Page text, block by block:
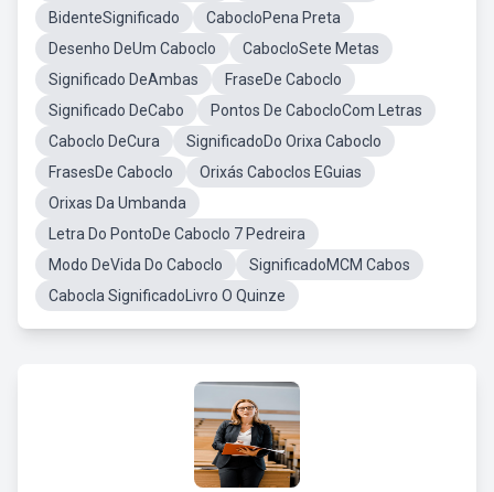
BidenteSignificado
CabocloPena Preta
Desenho DeUm Caboclo
CabocloSete Metas
Significado DeAmbas
FraseDe Caboclo
Significado DeCabo
Pontos De CabocloCom Letras
Caboclo DeCura
SignificadoDo Orixa Caboclo
FrasesDe Caboclo
Orixás Caboclos EGuias
Orixas Da Umbanda
Letra Do PontoDe Caboclo 7 Pedreira
Modo DeVida Do Caboclo
SignificadoMCM Cabos
Cabocla SignificadoLivro O Quinze